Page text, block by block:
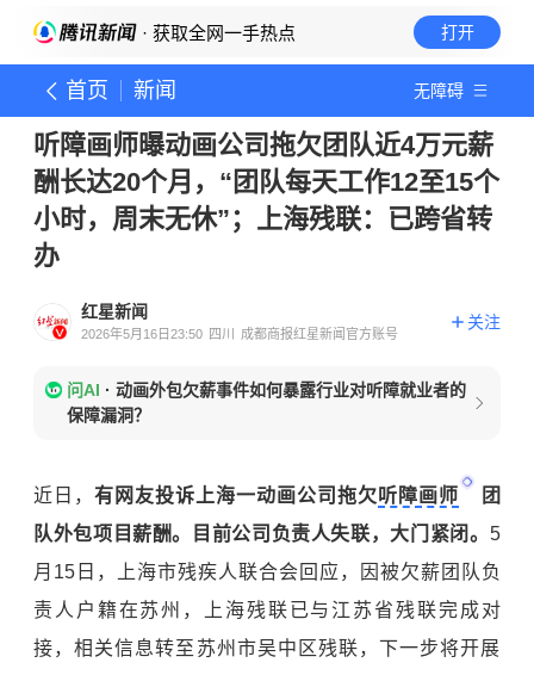
· 获取全网一手热点 打开
首页 新闻 无障碍
听障画师曝动画公司拖欠团队近4万元薪
酬长达20个月，“团队每天工作12至15个
小时，周末无休”；上海残联：已跨省转
办
红星新闻
2026年5月16日23:50 四川 成都商报红星新闻官方账号
关注
问AI · 动画外包欠薪事件如何暴露行业对听障就业者的
保障漏洞？
近日， 有网友投诉上海一动画公司拖欠 听障画师
团
队外包项目薪酬。目前公司负责人失联，大门紧闭。 5
月15日，上海市残疾人联合会回应，因被欠薪团队负
责人户籍在苏州，上海残联已与江苏省残联完成对
接，相关信息转至苏州市吴中区残联，下一步将开展